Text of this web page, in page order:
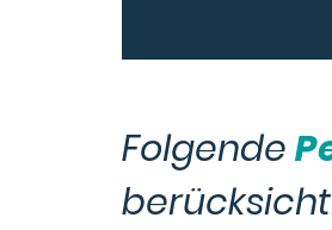
Folgende